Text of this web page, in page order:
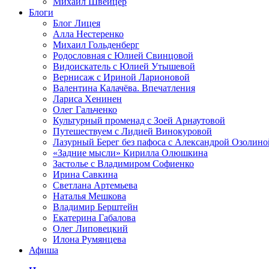
Блоги
Блог Лицея
Алла Нестеренко
Михаил Гольденберг
Родословная с Юлией Свинцовой
Видоискатель с Юлией Утышевой
Вернисаж с Ириной Ларионовой
Валентина Калачёва. Впечатления
Лариса Хенинен
Олег Гальченко
Культурный променад с Зоей Арнаутовой
Путешествуем с Лидией Винокуровой
Лазурный Берег без пафоса с Александрой
«Задние мысли» Кирилла Олюшкина
Застолье с Владимиром Софиенко
Ирина Савкина
Светлана Артемьева
Наталья Мешкова
Владимир Берштейн
Екатерина Габалова
Олег Липовецкий
Илона Румянцева
Афиша